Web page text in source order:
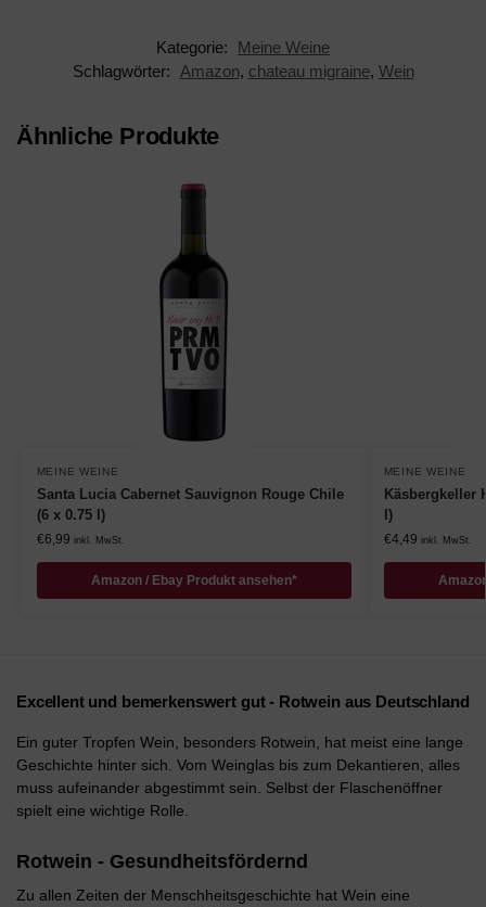
Kategorie:
Meine Weine
Schlagwörter:
Amazon, chateau migraine, Wein
Ähnliche Produkte
MEINE WEINE
Santa Lucia Cabernet Sauvignon Rouge Chile
(6 x 0.75 l)
€6,99 inkl. MwSt.
Amazon / Ebay Produkt ansehen*
MEINE WEINE
Käsbergkeller
l)
€4,49 inkl. MwSt.
Excellent und bemerkenswert gut - Rotwein aus Deutschland
Ein guter Tropfen Wein, besonders Rotwein, hat meist eine lange
Geschichte hinter sich. Vom Weinglas bis zum Dekantieren, alles
muss aufeinander abgestimmt sein. Selbst der Flaschenöffner
spielt eine wichtige Rolle.
Rotwein - Gesundheitsfördernd
Zu allen Zeiten der Menschheitsgeschichte hat Wein eine